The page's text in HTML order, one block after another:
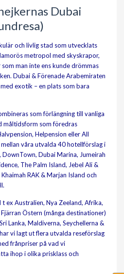
Dubai
och livlig stad som utvecklats
metropol med skyskrapor,
man inte ens kunde drömmas
Dubai & Förenade Arabemiraten
exotik – en plats som bara
som förlängning till vanliga
måltidsform som föredras
Helpension eller All
våra utvalda 40 hotellförslag i
DownTown, Dubai Marina, Jumeirah
The Palm Island, Jebel Ali &
RAK & Marjan Island och
ex Australien, Nya Zeeland, Afrika,
Östern (många destinationer)
Lanka, Maldiverna, Seychellerna &
vi lagt ut flera utvalda reseförslag
frånpriser på vad vi
ihop i olika prisklass och